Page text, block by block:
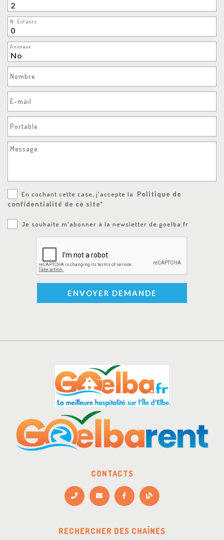
N. Enfants
Animaux
Nombre
E-mail
Portable
Message
En cochant cette case, j'accepte la
Politique de
confidentialité de ce site*
Je souhaite m'abonner à la newsletter de goelba.fr
ENVOYER DEMANDE
CONTACTS
RECHERCHER DES CHAÎNES